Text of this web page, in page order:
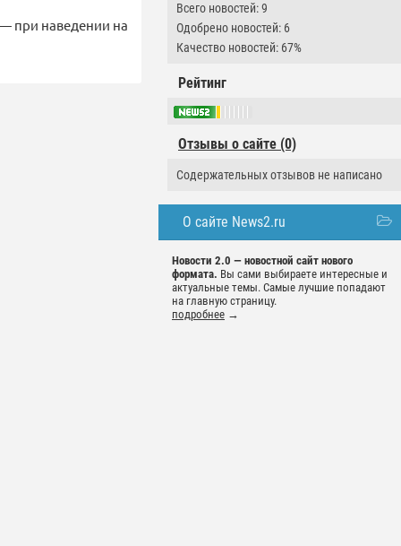
Всего новостей: 9
Одобрено новостей: 6
Качество новостей: 67%
Рейтинг
Отзывы о сайте (0)
Содержательных отзывов не написано
О сайте News2.ru
Новости 2.0 — новостной сайт нового
формата. Вы сами выбираете интересные и
актуальные темы. Самые лучшие попадают
на главную страницу.
подробнее →
при наведении на